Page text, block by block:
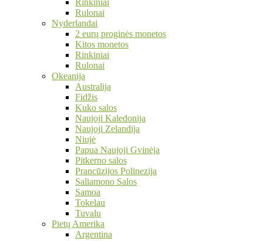
Rinkiniai
Rulonai
Nyderlandai
2 eurų proginės monetos
Kitos monetos
Rinkiniai
Rulonai
Okeanija
Australija
Fidžis
Kuko salos
Naujoji Kaledonija
Naujoji Zelandija
Niujė
Papua Naujoji Gvinėja
Pitkerno salos
Prancūzijos Polinezija
Saliamono Salos
Samoa
Tokelau
Tuvalu
Pietų Amerika
Argentina